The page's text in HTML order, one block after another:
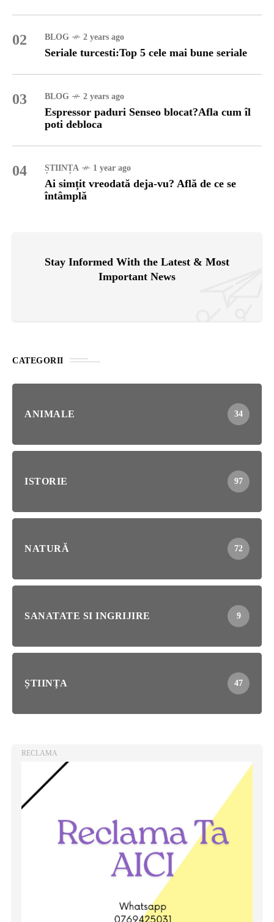
02 BLOG 2 years ago
Seriale turcesti:Top 5 cele mai bune seriale
03 BLOG 2 years ago
Espressor paduri Senseo blocat?Afla cum îl
poti debloca
04 ȘTIINȚA 1 year ago
Ai simțit vreodată deja-vu? Află de ce se
întâmplă
Stay Informed With the Latest & Most
Important News
CATEGORII
ANIMALE 34
ISTORIE 97
NATURĂ 72
SANATATE SI INGRIJIRE 9
ȘTIINȚA 47
RECLAMA